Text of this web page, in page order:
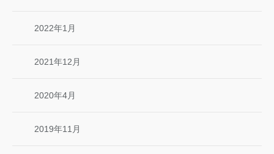
2022年1月
2021年12月
2020年4月
2019年11月